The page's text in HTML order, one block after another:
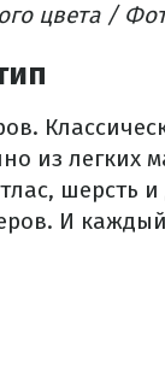
цвета /
из легких
шерсть
И каждый